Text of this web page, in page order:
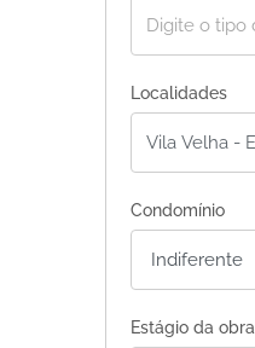
Localidades
Condomínio
Estágio da obra